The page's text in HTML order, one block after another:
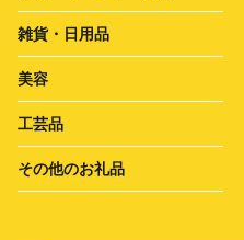
雑貨・日用品
美容
工芸品
その他のお礼品